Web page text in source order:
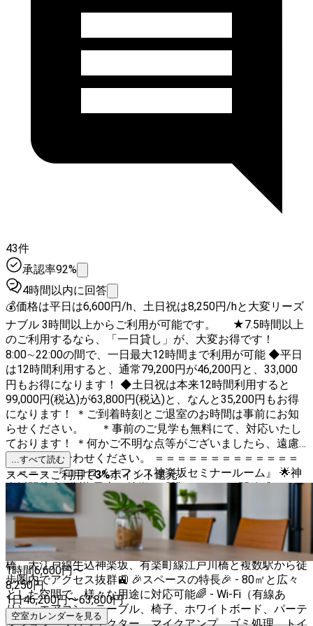
43件
承認率92%
4時間以内に回答
💰価格は平日は6,600円/h、土日祝は8,250円/hと大変リーズ
ナブル 3時間以上からご利用が可能です。 ★7.5時間以上
のご利用するなら、「一日貸し」が、大変お得です！
8:00∼22:00の間で、一日最大12時間まで利用が可能 ◆平日
は12時間利用すると、通常79,200円が46,200円と、33,000
円もお得になります！ ◆土日祝は本来12時間利用すると
99,000円(税込)が63,800円(税込)と、なんと35,200円もお得
になります！ ＊ご到着時刻とご退室のお時間は事前にお知
らせください。 ＊事前のご見学も無料にて、対応いたし
ております！ ＊何かご不明な点等がございましたら、遠慮
なくお問い合わせください。 ＝＝＝＝＝＝＝＝＝＝＝＝＝
＝＝＝＝ 『ココロノオフィス神楽坂セミナールーム』 🌟神
楽坂駅徒歩1分🌟 最大の特徴は「眺めがよく、開放感のある
心地のいい空間」です。 心地のいい空間は長時間のセミナ
ーや会議でのパフォーマンスの向上に最適です💼📚 👥定員
人数👥 - 最大テーブルなし50名、長テーブル付42名まで利
用可能です。 📍アクセス📍 - 神楽坂駅から徒歩1分、JR飯田
橋、大江戸線牛込神楽坂、有楽町線江戸川橋と複数駅から徒
歩圏内でアクセス抜群🚉 🎉スペースの特長🎉 - 80㎡と広々
とした空間で、様々な用途に対応可能🌈 - Wi-Fi（有線あ
り）、エアコン、テーブル、椅子、ホワイトボード、パーテ
...すべて読む
スペースご利用で3%ポイント還元
1時間6,600円〜
8,250円
1日46,200円〜63,800円
空室カレンダーを見る